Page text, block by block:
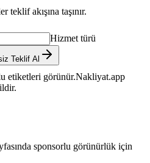
teklif akışına taşınır.
Hizmet türü
Teklif Al
etiketleri görünür.Nakliyat.app
sponsorlu görünürlük için